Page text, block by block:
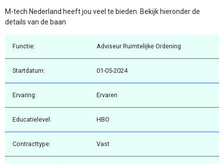
M-tech Nederland heeft jou veel te bieden. Bekijk hieronder de
details van de baan
Functie: Adviseur Ruimtelijke Ordening
Startdatum: 01-05-2024
Ervaring: Ervaren
Educatielevel: HBO
Contracttype: Vast